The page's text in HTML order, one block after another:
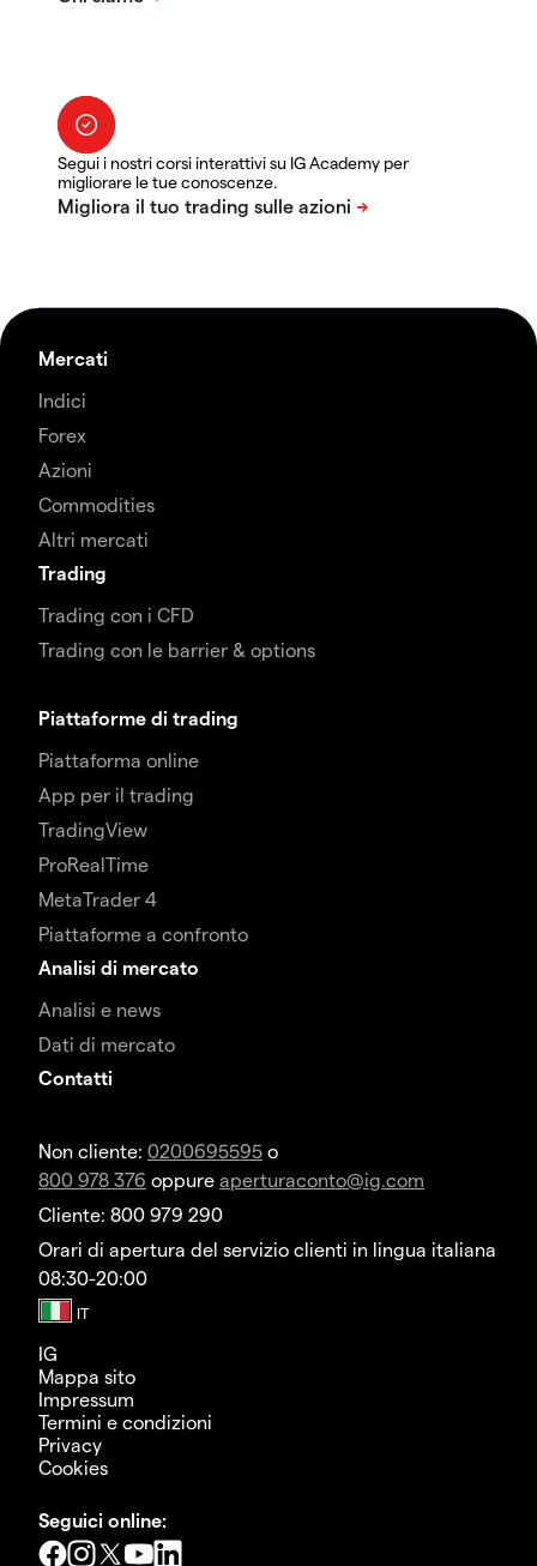
Segui i nostri corsi interattivi su IG Academy per
migliorare le tue conoscenze.
Mercati
Indici
Forex
Azioni
Commodities
Altri mercati
Trading
Trading con i CFD
Trading con le barrier & options
Piattaforme di trading
Piattaforma online
App per il trading
TradingView
ProRealTime
MetaTrader 4
Piattaforme a confronto
Analisi di mercato
Analisi e news
Dati di mercato
Contatti
Non cliente: 0200695595 o
800 978 376 oppure aperturaconto@ig.com
Cliente: 800 979 290
Orari di apertura del servizio clienti in lingua italiana
08:30-20:00
IG
Mappa sito
Impressum
Termini e condizioni
Privacy
Cookies
Seguici online: